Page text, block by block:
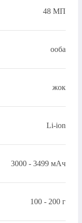
48 МП
ооба
жок
Li-ion
3000 - 3499 мАч
100 - 200 г